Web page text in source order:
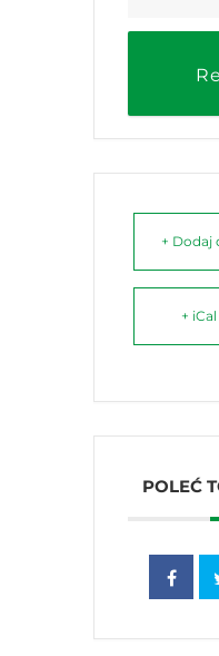
+ Dodaj
+
POLEĆ